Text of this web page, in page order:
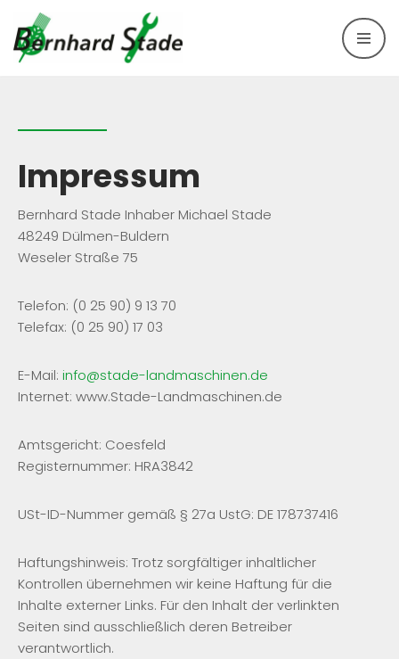
Aller
au
Impressum
Bernhard Stade Inhaber Michael Stade
48249 Dülmen-Buldern
Weseler Straße 75
Telefon: (0 25 90) 9 13 70
Telefax: (0 25 90) 17 03
E-Mail: info@stade-landmaschinen.de
Internet: www.Stade-Landmaschinen.de
Amtsgericht: Coesfeld
Registernummer: HRA3842
USt-ID-Nummer gemäß § 27a UstG: DE 178737416
Haftungshinweis: Trotz sorgfältiger inhaltlicher
Kontrollen übernehmen wir keine Haftung für die
Inhalte externer Links. Für den Inhalt der verlinkten
Seiten sind ausschließlich deren Betreiber
verantwortlich.